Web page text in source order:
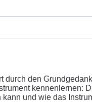
den
kennenlernen:
und wie das